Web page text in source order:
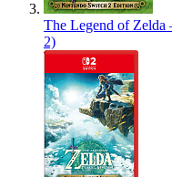
The Legend of Zelda
2)